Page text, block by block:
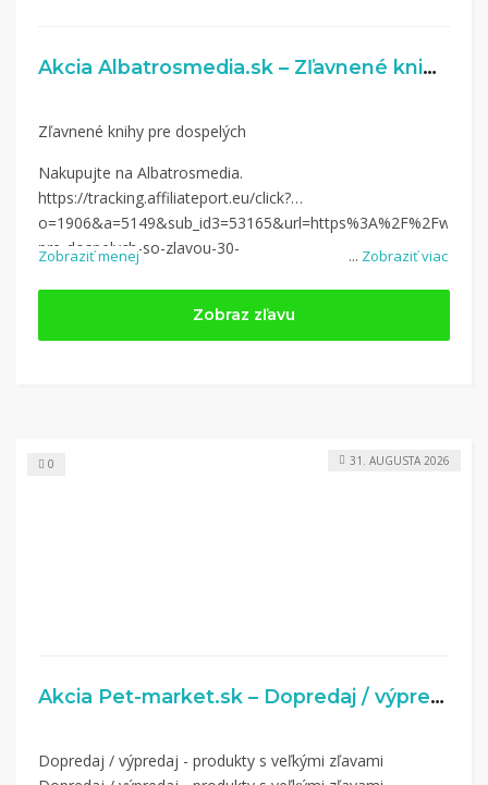
Akcia Albatrosmedia.sk – Zľavnené knihy pre dospelých
... Zobraziť viac
Zľavnené knihy pre dospelých
Nakupujte na Albatrosmedia.
https://tracking.affiliateport.eu/click?
pre-dospelych-so-zlavou-30-
Zobraziť menej
Zobraz zľavu
0
Akcia Pet-market.sk – Dopredaj / výpredaj – produkty s veľkými zľavami
Dopredaj / výpredaj - produkty s veľkými zľavami
31. AUGUSTA 2026